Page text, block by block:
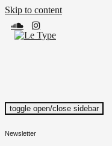
Skip to content
Le Type
Média culturel, indépendant
toggle open/close sidebar
Newsletter